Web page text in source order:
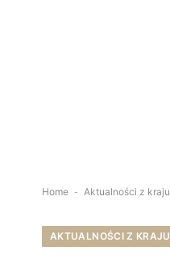
Home - Aktualności z kraju
AKTUALNOŚCI Z KRAJU